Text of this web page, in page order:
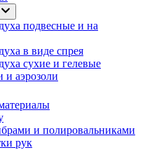
подвесные и на
в виде спрея
сухие и гелевые
аэрозоли
и полировальниками
рук